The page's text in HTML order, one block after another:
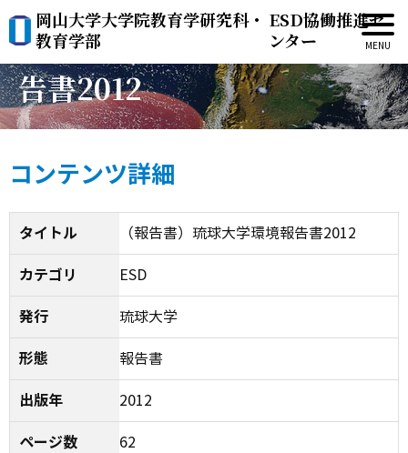
岡山大学大学院教育学研究科・
教育学部
ESD協働推進セ
ンター
（報告書）琉球大学環境報
告書2012
コンテンツ詳細
タイトル （報告書）琉球大学環境報告書2012
カテゴリ ESD
発行 琉球大学
形態 報告書
出版年 2012
ページ数 62